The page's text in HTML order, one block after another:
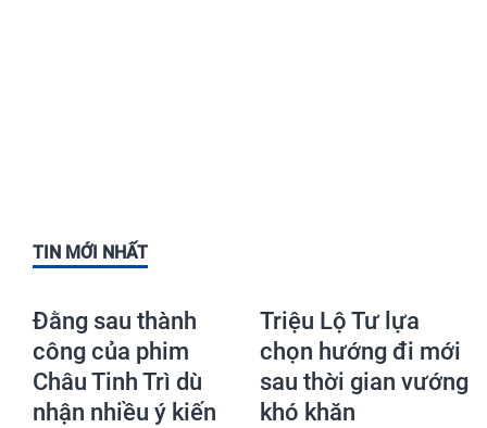
TIN MỚI NHẤT
Đằng sau thành
công của phim
Châu Tinh Trì dù
nhận nhiều ý kiến
Triệu Lộ Tư lựa
chọn hướng đi mới
sau thời gian vướng
khó khăn